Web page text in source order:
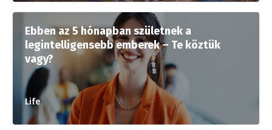
Ebben az 5 hónapban születnek a
legintelligensebb emberek – Te köztük
vagy?
Life